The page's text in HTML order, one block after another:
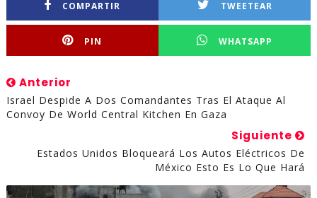
COMPARTIR TWEETEAR
PIN WHATSAPP
Anterior
Israel Despide A Dos Comandantes Tras El Ataque Al
Convoy De World Central Kitchen En Gaza
Siguiente
Estados Unidos Bloqueará Los Autos Eléctricos De
México Esto Es Lo Que Hará